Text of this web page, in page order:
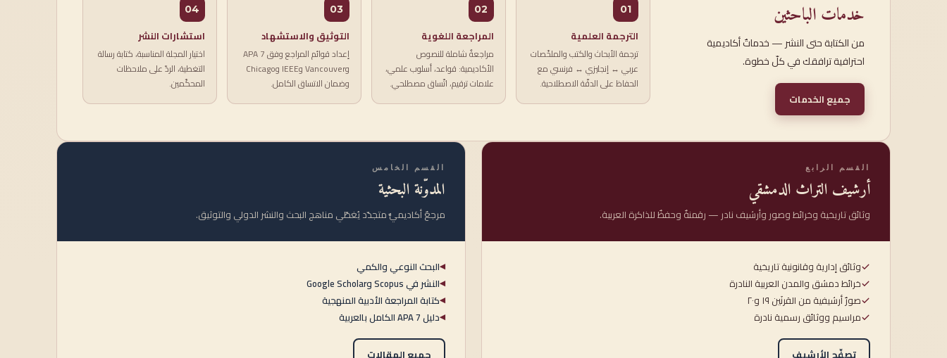
خدمات الباحثين
من الكتابة حتى النشر — خدماتٌ أكاديمية
احترافية ترافقك في كلّ خطوة.
جميع الخدمات
01
الترجمة العلمية
ترجمة الأبحاث والكتب والملخّصات
عربي ↔ إنجليزي ↔ فرنسي مع
الحفاظ على الدقّة الاصطلاحية.
02
المراجعة اللغوية
مراجعةٌ شاملة للنصوص
الأكاديمية: قواعد، أسلوب علمي،
علامات ترقيم، اتّساق مصطلحي.
03
التوثيق والاستشهاد
إعداد قوائم المراجع وفق APA 7
وVancouver وIEEE وChicago
وضمان الاتساق الكامل.
04
استشارات النشر
اختيار المجلة المناسبة، كتابة رسالة
التغطية، الردّ على ملاحظات
المحكّمين.
القسم الرابع
أرشيف التراث الدمشقي
وثائق تاريخية وخرائط وصور وأرشيف نادر — رقمنةٌ وحفظٌ للذاكرة العربية.
وثائق إدارية وقانونية تاريخية
خرائط دمشق والمدن العربية النادرة
صورٌ أرشيفية من القرنَين ١٩ و٢٠
مراسيم ووثائق رسمية نادرة
القسم الخامس
المدوّنة البحثية
مرجعٌ أكاديميٌّ متجدّد يُغطّي مناهج البحث والنشر الدولي والتوثيق.
◀البحث النوعي والكمي
◀النشر في Scopus وGoogle Scholar
◀كتابة المراجعة الأدبية المنهجية
◀دليل APA 7 الكامل بالعربية